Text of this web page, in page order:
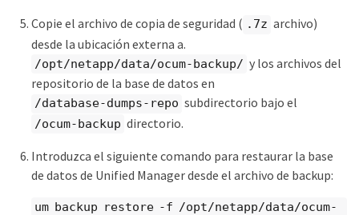
Copie el archivo de copia de seguridad ( .7z archivo)
desde la ubicación externa a.
/opt/netapp/data/ocum-backup/ y los archivos del
repositorio de la base de datos en
/database-dumps-repo subdirectorio bajo el
/ocum-backup directorio.
Introduzca el siguiente comando para restaurar la base
de datos de Unified Manager desde el archivo de backup:
um backup restore -f /opt/netapp/data/ocum-